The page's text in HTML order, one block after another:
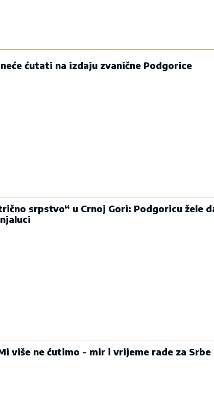
ćutati na izdaju zvanične Podgorice
srpstvo“ u Crnoj Gori: Podgoricu žele
više ne ćutimo - mir i vrijeme rade za Srbe